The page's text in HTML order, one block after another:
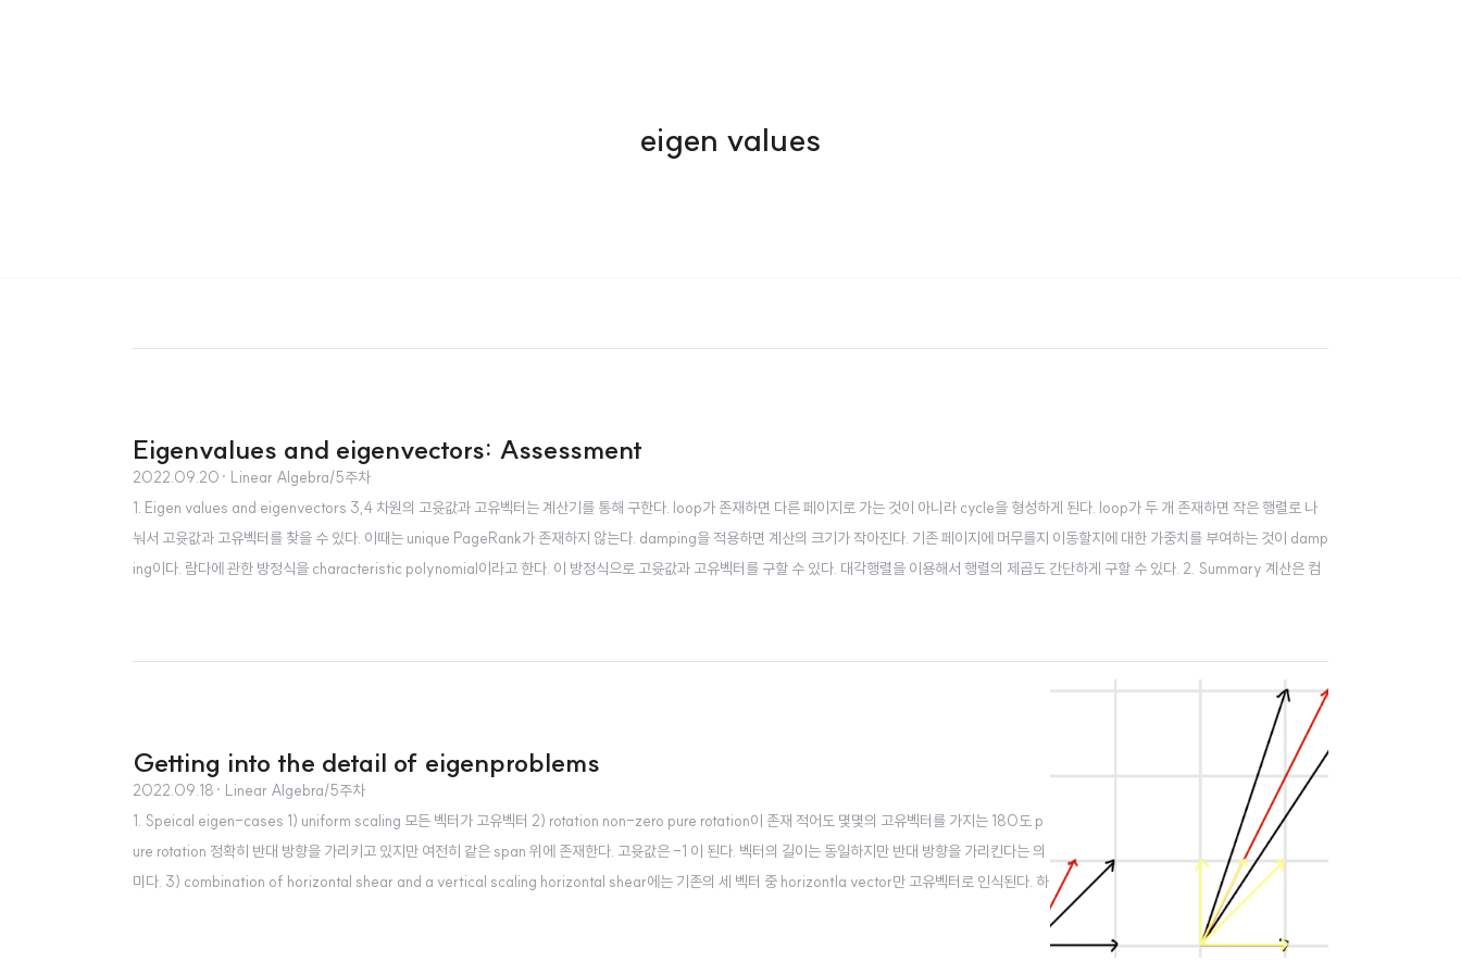
eigen values
Eigenvalues and eigenvectors: Assessment
2022.09.20 · Linear Algebra/5주차
1. Eigen values and eigenvectors 3,4 차원의 고윳값과 고유벡터는 계산기를 통해 구한다. loop가 존재하면 다른 페이지로 가는 것이 아니라 cycle을 형성하게 된다. loop가 두 개 존재하면 작은 행렬로 나
눠서 고윳값과 고유벡터를 찾을 수 있다. 이때는 unique PageRank가 존재하지 않는다. damping을 적용하면 계산의 크기가 작아진다. 기존 페이지에 머무를지 이동할지에 대한 가중치를 부여하는 것이 damp
ing이다. 람다에 관한 방정식을 characteristic polynomial이라고 한다. 이 방정식으로 고윳값과 고유벡터를 구할 수 있다. 대각행렬을 이용해서 행렬의 제곱도 간단하게 구할 수 있다. 2. Summary 계산은 컴
Getting into the detail of eigenproblems
2022.09.18 · Linear Algebra/5주차
1. Speical eigen-cases 1) uniform scaling 모든 벡터가 고유벡터 2) rotation non-zero pure rotation이 존재 적어도 몇몇의 고유벡터를 가지는 180도 p
ure rotation 정확히 반대 방향을 가리키고 있지만 여전히 같은 span 위에 존재한다. 고윳값은 -1 이 된다. 벡터의 길이는 동일하지만 반대 방향을 가리킨다는 의
미다. 3) combination of horizontal shear and a vertical scaling horizontal shear에는 기존의 세 벡터 중 horizontla vector만 고유벡터로 인식된다. 하